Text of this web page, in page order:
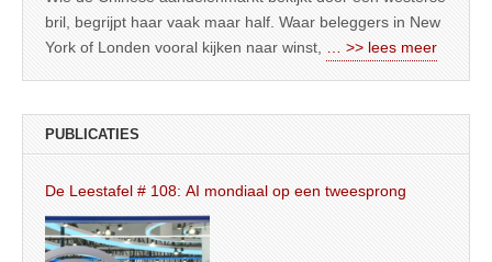
bril, begrijpt haar vaak maar half. Waar beleggers in New
York of Londen vooral kijken naar winst,
… >> lees meer
PUBLICATIES
De Leestafel # 108: AI mondiaal op een tweesprong